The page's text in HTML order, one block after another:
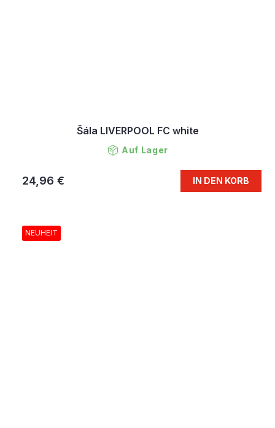
Šála LIVERPOOL FC white
Auf Lager
24,96 € IN DEN KORB
NEUHEIT